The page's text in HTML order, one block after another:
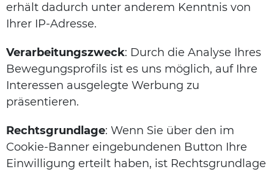
erhält dadurch unter anderem Kenntnis von
Ihrer IP-Adresse.
Verarbeitungszweck: Durch die Analyse Ihres
Bewegungsprofils ist es uns möglich, auf Ihre
Interessen ausgelegte Werbung zu
präsentieren.
Rechtsgrundlage: Wenn Sie über den im
Cookie-Banner eingebundenen Button Ihre
Einwilligung erteilt haben, ist Rechtsgrundlage